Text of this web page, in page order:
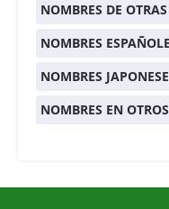
NOMBRES DE OTRAS
NOMBRES
NOMBRES
NOMBRES EN